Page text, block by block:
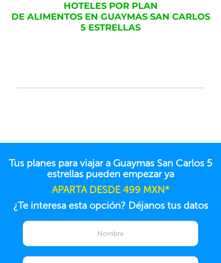
HOTELES POR PLAN
DE ALIMENTOS EN GUAYMAS SAN CARLOS
5 ESTRELLAS
Tus planes para viajar a Guaymas San Carlos 5
estrellas pueden empezar ya
APARTA DESDE 499 MXN*
¿Te interesa esta opción? Déjanos tus datos